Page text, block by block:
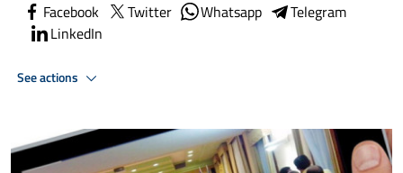
Facebook Twitter Whatsapp
Telegram
LinkedIn
See actions